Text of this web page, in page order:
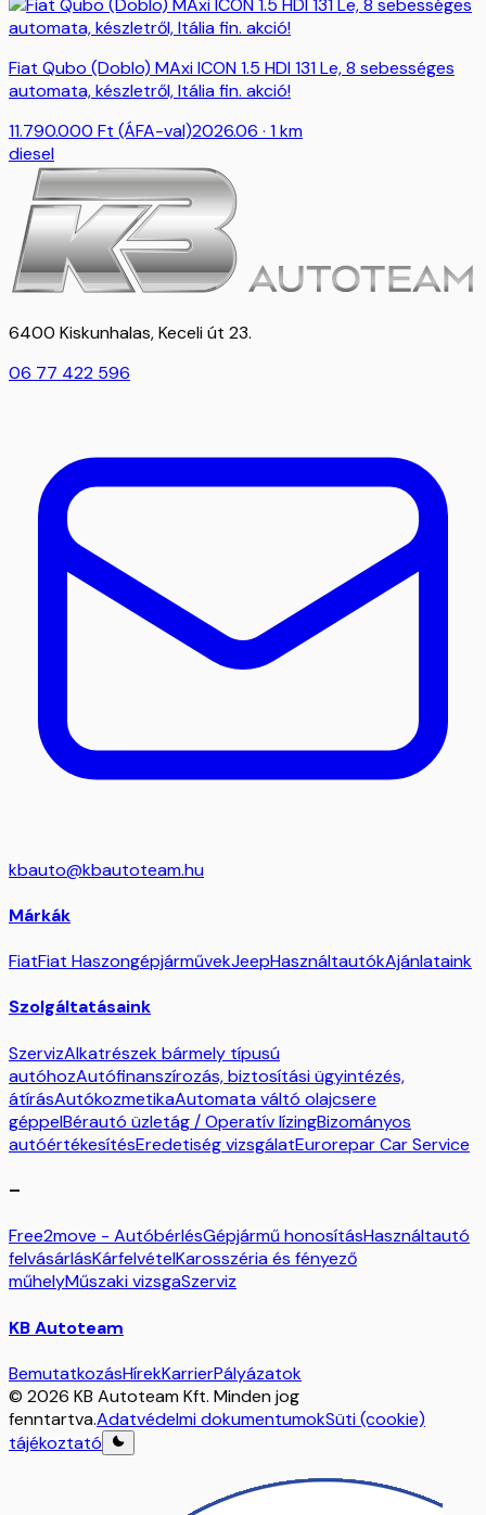
Fiat Qubo (Doblo) MAxi ICON 1.5 HDI 131 Le, 8 sebességes
automata, készletről, Itália fin. akció!
11.790.000 Ft (ÁFA-val)2026.06 · 1 km
diesel
6400 Kiskunhalas, Keceli út 23.
06 77 422 596
kbauto@kbautoteam.hu
Márkák
FiatFiat HaszongépjárművekJeepHasználtautókAjánlataink
Szolgáltatásaink
SzervizAlkatrészek bármely típusú
autóhozAutófinanszírozás, biztosítási ügyintézés,
átírásAutókozmetikaAutomata váltó olajcsere
géppelBérautó üzletág / Operatív lízingBizományos
autóértékesítésEredetiség vizsgálatEurorepar Car Service
–
Free2move - AutóbérlésGépjármű honosításHasználtautó
felvásárlásKárfelvételKarosszéria és fényező
műhelyMűszaki vizsgaSzerviz
KB Autoteam
BemutatkozásHírekKarrierPályázatok
© 2026 KB Autoteam Kft. Minden jog
fenntartva.Adatvédelmi dokumentumokSüti (cookie)
tájékoztató